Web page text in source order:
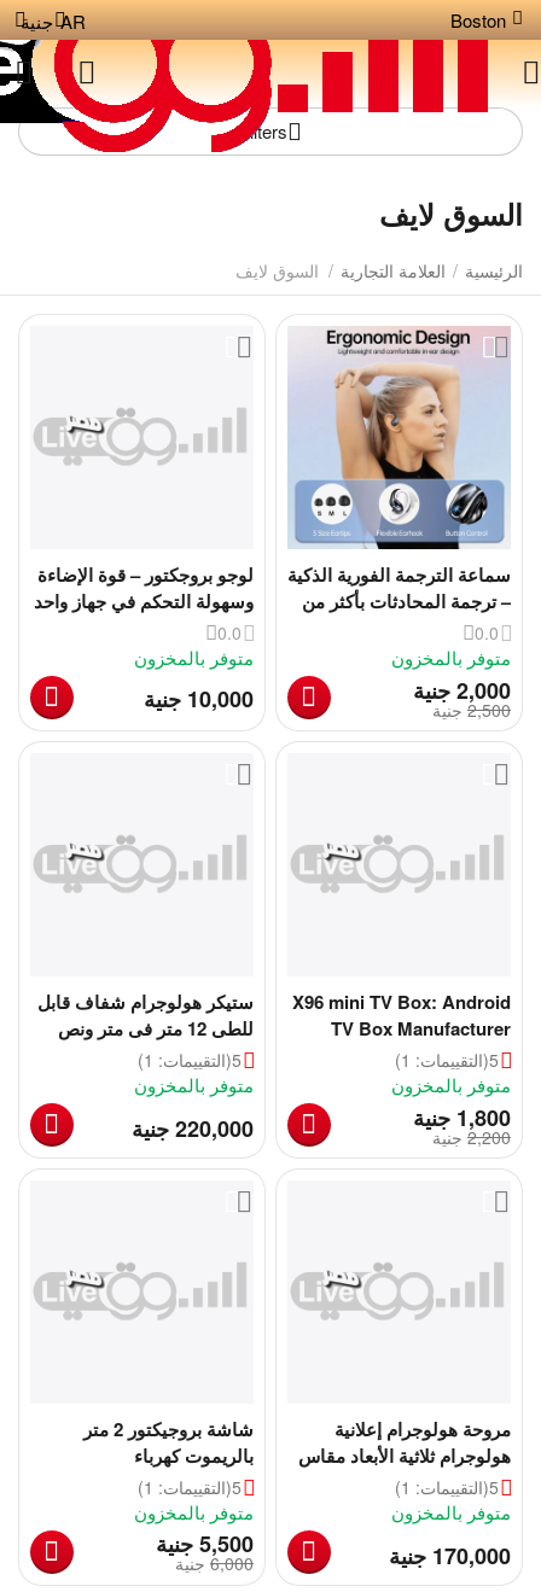
Boston جنية AR
Filters
السوق لايف
الرئيسية / العلامة التجارية / السوق لايف
سماعة الترجمة الفورية الذكية
– ترجمة المحادثات بأكثر من
100 لغة
0.0
متوفر بالمخزون
جنية2,000
جنية 2,500
لوجو بروجكتور – قوة الإضاءة
وسهولة التحكم في جهاز واحد
0.0
متوفر بالمخزون
جنية 10,000
X96 mini TV Box: Android
TV Box Manufacturer
5(التقييمات: 1)
متوفر بالمخزون
جنية 1,800
جنية 2,200
ستيكر هولوجرام شفاف قابل
للطى 12 متر فى متر ونص
5(التقييمات: 1)
متوفر بالمخزون
جنية‎220,000
مروحة هولوجرام إعلانية
هولوجرام ثلاثية الأبعاد مقاس
100 سم
5(التقييمات: 1)
متوفر بالمخزون
جنية 170,000
شاشة بروجيكتور 2 متر
بالريموت كهرباء
5(التقييمات: 1)
متوفر بالمخزون
جنية‎5,500
جنية ‎6,000